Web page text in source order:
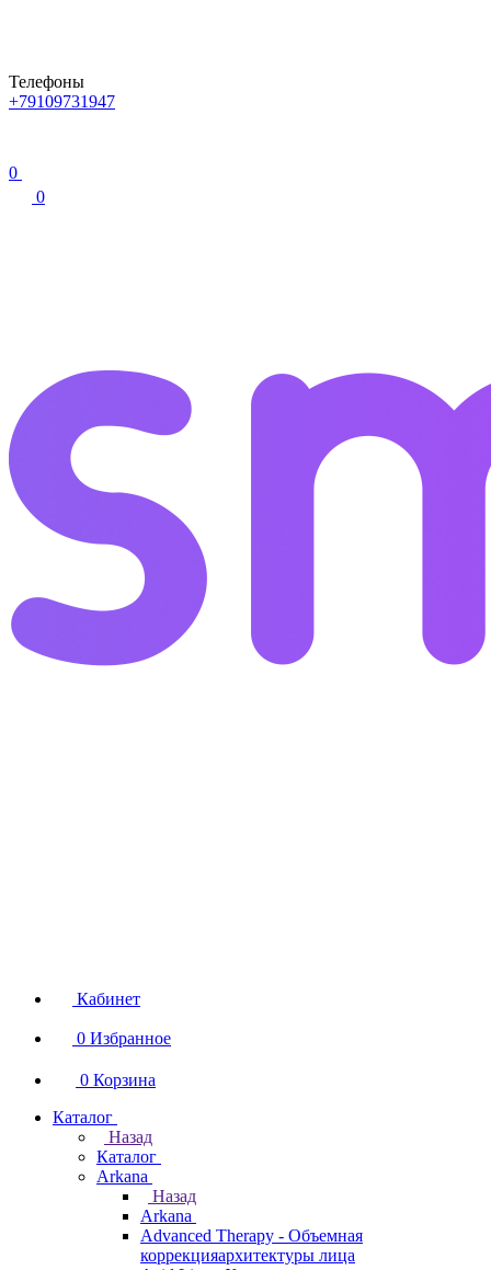
Телефоны
+79109731947
0
0
Кабинет
0 Избранное
0 Корзина
Каталог
Назад
Каталог
Arkana
Назад
Arkana
Advanced Therapy - Объемная
коррекцияархитектуры лица